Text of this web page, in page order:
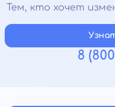
Тем, кто хочет
8